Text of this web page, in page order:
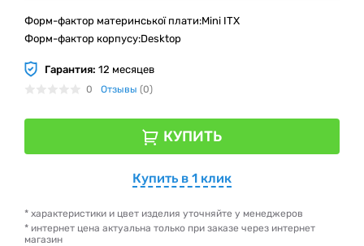
Форм-фактор материнської плати:Mini ITX
Форм-фактор корпусу:Desktop
Гарантия: 12 месяцев
0 Отзывы (0)
КУПИТЬ
Купить в 1 клик
* характеристики и цвет изделия уточняйте у менеджеров
* интернет цена актуальна только при заказе через интернет
магазин